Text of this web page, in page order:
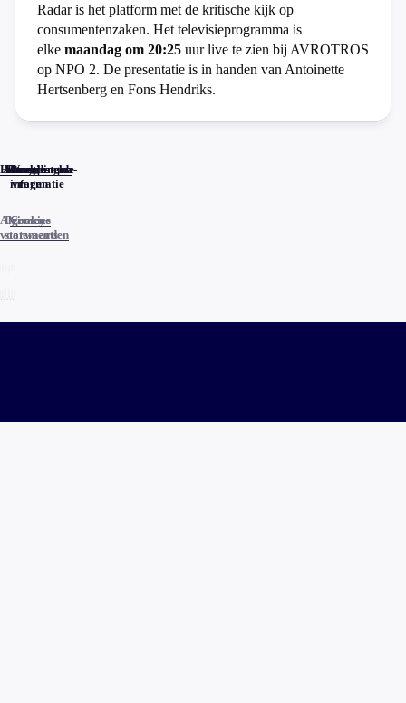
Radar is het platform met de kritische kijk op
consumentenzaken. Het televisieprogramma is
elke maandag om 20:25 uur live te zien bij AVROTROS
op NPO 2. De presentatie is in handen van Antoinette
Hertsenberg en Fons Hendriks.
Home
Actueel
Uitzendingen
Reacties
Programma-
informatie
Veelgestelde
vragen
Algemene
voorwaarden
Privacy
statements
Cookies